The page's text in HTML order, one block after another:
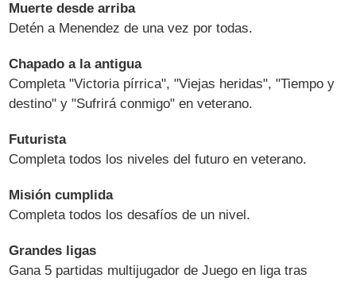
Muerte desde arriba
Detén a Menendez de una vez por todas.
Chapado a la antigua
Completa "Victoria pírrica", "Viejas heridas", "Tiempo y
destino" y "Sufrirá conmigo" en veterano.
Futurista
Completa todos los niveles del futuro en veterano.
Misión cumplida
Completa todos los desafíos de un nivel.
Grandes ligas
Gana 5 partidas multijugador de Juego en liga tras